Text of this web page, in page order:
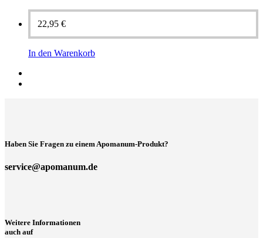
22,95 €
In den Warenkorb
Haben Sie Fragen zu einem Apomanum-Produkt?
service@apomanum.de
Weitere Informationen
auch auf